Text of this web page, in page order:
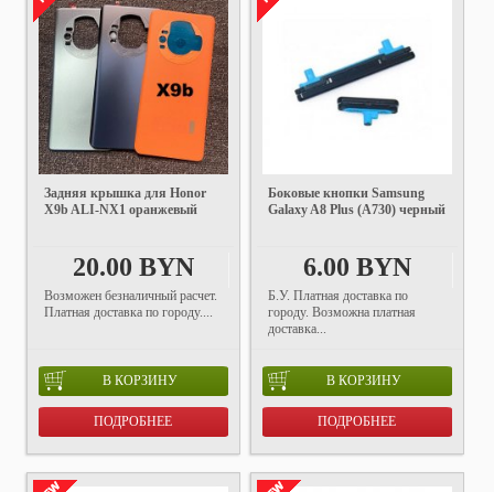
Задняя крышка для Honor
X9b ALI-NX1 оранжевый
20.00 BYN
Возможен безналичный расчет.
Платная доставка по городу....
В КОРЗИНУ
ПОДРОБНЕЕ
Боковые кнопки Samsung
Galaxy A8 Plus (A730) черный
6.00 BYN
Б.У. Платная доставка по
городу. Возможна платная
доставка...
В КОРЗИНУ
ПОДРОБНЕЕ